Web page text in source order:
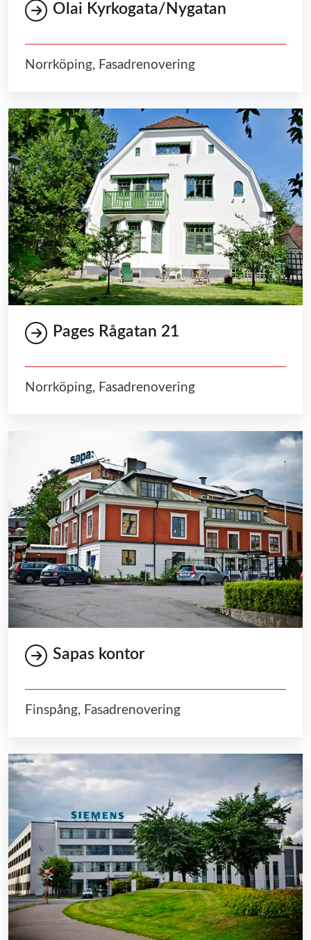
Olai Kyrkogata/Nygatan
Norrköping, Fasadrenovering
Pages Rågatan 21
Norrköping, Fasadrenovering
Sapas kontor
Finspång, Fasadrenovering